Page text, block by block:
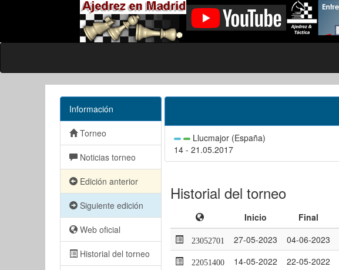
Información
Torneo
Noticias torneo
Edición anterior
Siguiente edición
Web oficial
Historial del torneo
Llucmajor (España)
14 - 21.05.2017
Historial del torneo
Inicio Final
23052701 27-05-2023 04-06-2023
22051400 14-05-2022 22-05-2022